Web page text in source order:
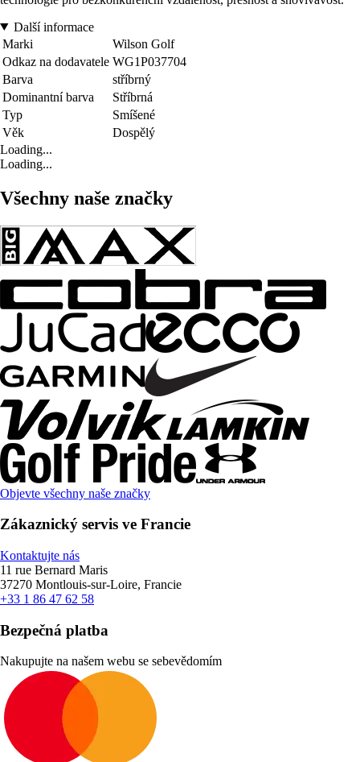
Další informace
Marki
Wilson Golf
Odkaz na dodavatele WG1P037704
Barva
stříbrný
Dominantní barva
Stříbrná
Typ
Smíšené
Věk
Dospělý
Loading...
Loading...
Všechny naše značky
Objevte všechny naše značky
Zákaznický servis ve Francie
Kontaktujte nás
11 rue Bernard Maris
37270 Montlouis-sur-Loire, Francie
+33 1 86 47 62 58
Bezpečná platba
Nakupujte na našem webu se sebevědomím